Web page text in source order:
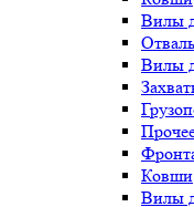
Вилы
Вилы
Ковши
Вилы